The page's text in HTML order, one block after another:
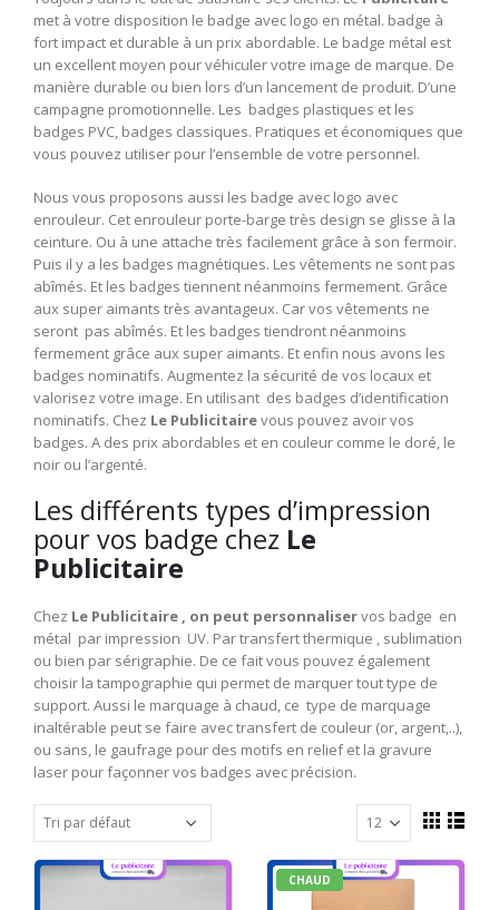
met à votre disposition le badge avec logo en métal. badge à
fort impact et durable à un prix abordable. Le badge métal est
un excellent moyen pour véhiculer votre image de marque. De
manière durable ou bien lors d’un lancement de produit. D’une
campagne promotionnelle. Les badges plastiques et les
badges PVC, badges classiques. Pratiques et économiques que
vous pouvez utiliser pour l’ensemble de votre personnel.
Nous vous proposons aussi les badge avec logo avec
enrouleur. Cet enrouleur porte-barge très design se glisse à la
ceinture. Ou à une attache très facilement grâce à son fermoir.
Puis il y a les badges magnétiques. Les vêtements ne sont pas
abîmés. Et les badges tiennent néanmoins fermement. Grâce
aux super aimants très avantageux. Car vos vêtements ne
seront pas abîmés. Et les badges tiendront néanmoins
fermement grâce aux super aimants. Et enfin nous avons les
badges nominatifs. Augmentez la sécurité de vos locaux et
valorisez votre image. En utilisant des badges d’identification
nominatifs. Chez Le Publicitairevous pouvez avoir vos
badges. A des prix abordables et en couleur comme le doré, le
noir ou l’argenté.
Les différents types d’impression
pour vos badge chez Le
Publicitaire
Chez Le Publicitaire , on peut personnaliservos badge en
métal par impression UV. Par transfert thermique , sublimation
ou bien par sérigraphie. De ce fait vous pouvez également
choisir la tampographie qui permet de marquer tout type de
support. Aussi le marquage à chaud, ce type de marquage
inaltérable peut se faire avec transfert de couleur (or, argent,..),
ou sans, le gaufrage pour des motifs en relief et la gravure
laser pour façonner vos badges avec précision.
CHAUD